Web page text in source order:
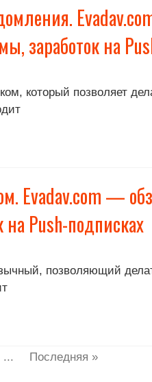
заработок на
который позволяет
Evadav.com —
Push-подписках
позволяющий
... Последняя »